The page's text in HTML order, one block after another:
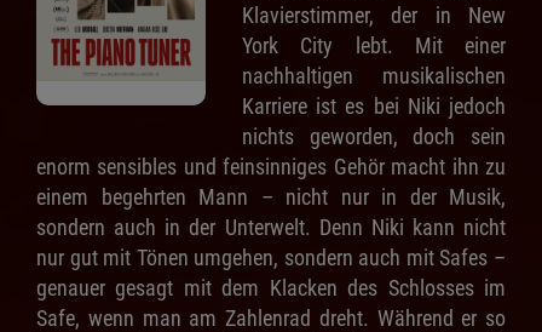
Klavierstimmer, der in New
York City lebt. Mit einer
nachhaltigen musikalischen
Karriere ist es bei Niki jedoch
nichts geworden, doch sein
enorm sensibles und feinsinniges Gehör macht ihn zu
einem begehrten Mann – nicht nur in der Musik,
sondern auch in der Unterwelt. Denn Niki kann nicht
nur gut mit Tönen umgehen, sondern auch mit Safes –
genauer gesagt mit dem Klacken des Schlosses im
Safe, wenn man am Zahlenrad dreht. Während er so